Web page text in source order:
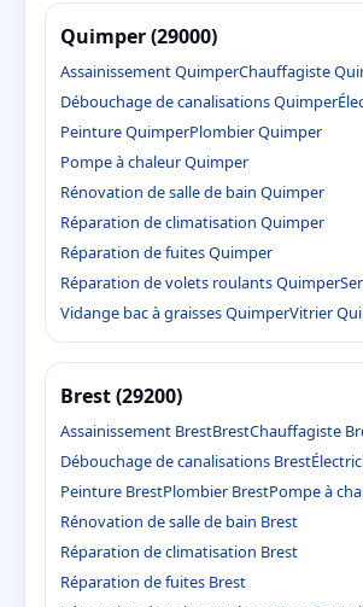
Quimper (29000)
Assainissement QuimperChauffagiste
Débouchage de canalisations Quimper
Peinture QuimperPlombier Quimper
Pompe à chaleur Quimper
Rénovation de salle de bain Quimper
Réparation de climatisation Quimper
Réparation de fuites Quimper
Réparation de volets roulants Quimper
Vidange bac à graisses QuimperVitrier
Brest (29200)
Assainissement BrestBrestChauffagiste
Débouchage de canalisations Brest
Peinture BrestPlombier BrestPompe à
Rénovation de salle de bain Brest
Réparation de climatisation Brest
Réparation de fuites Brest